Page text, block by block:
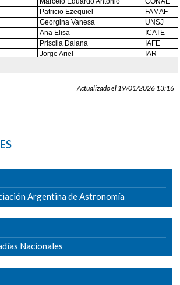
Actualizado el 19/01/2026 13:16
Argentina de Astronomía
Nacionales